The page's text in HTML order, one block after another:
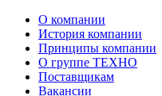
О компании
История компании
Принципы компании
О группе ТЕХНО
Поставщикам
Вакансии